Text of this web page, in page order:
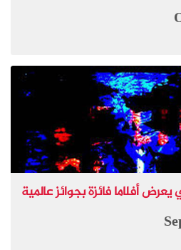
أفلاما فائزة بجوائز عالمية